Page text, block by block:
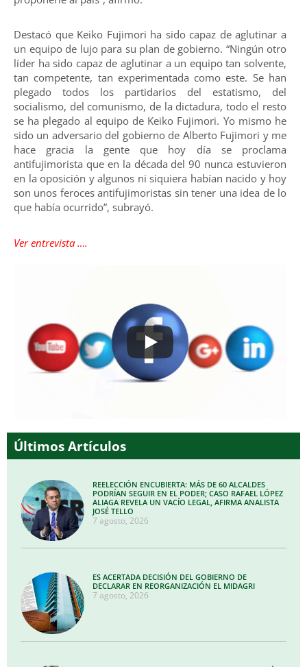
Destacó que Keiko Fujimori ha sido capaz de aglutinar a
un equipo de lujo para su plan de gobierno. “Ningún otro
líder ha sido capaz de aglutinar a un equipo tan solvente,
tan competente, tan experimentada como este. Se han
plegado todos los partidarios del estatismo, del
socialismo, del comunismo, de la dictadura, todo el resto
se ha plegado al equipo de Keiko Fujimori. Yo mismo he
sido un adversario del gobierno de Alberto Fujimori y me
hace gracia la gente que hoy día se proclama
antifujimorista que en la década del 90 nunca estuvieron
en la oposición y algunos ni siquiera habían nacido y hoy
son unos feroces antifujimoristas sin tener una idea de lo
que había ocurrido”, subrayó.
Ver entrevista ….
Últimos Artículos
REELECCIÓN ENCUBIERTA: MÁS DE 60 ALCALDES
PODRÍAN SEGUIR EN EL PODER; CASO RAFAEL LÓPEZ
ALIAGA REVELA UN VACÍO LEGAL, AFIRMA ANALISTA
JOSÉ TELLO
7 agosto, 2026
ES ACERTADA DECISIÓN DEL GOBIERNO DE
DECLARAR EN REORGANIZACIÓN EL MIDAGRI
7 agosto, 2026